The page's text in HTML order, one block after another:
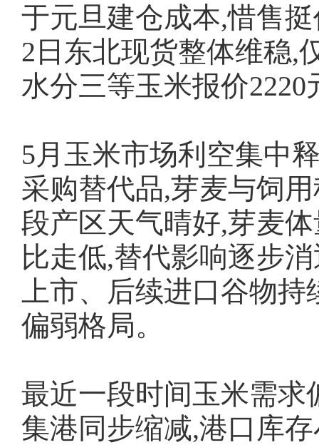
于元旦建仓成本,惜售
2日东北现货整体维稳,
水分三等玉米报价2220
5月玉米市场利空集中
采购替代品,芽麦与饲
段产区天气晴好,芽麦
比走低,替代影响逐步
上市、后续进口谷物持
偏弱格局。
最近一段时间玉米需求
集港同步缩减,港口库